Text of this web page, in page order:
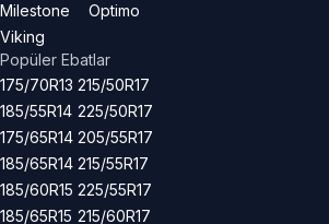
Milestone
Viking
Optimo
Popüler Ebatlar
175/70R13
185/55R14
175/65R14
185/65R14
185/60R15
185/65R15
215/50R17
225/50R17
205/55R17
215/55R17
225/55R17
215/60R17